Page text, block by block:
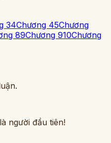
34Chương 45Chương
89Chương 910Chương
người đầu tiên!